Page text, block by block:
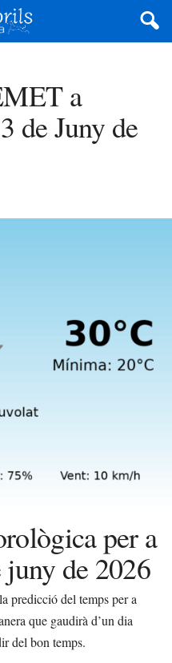
a
de Juny de
per a
de 2026
predicció del temps per a
que gaudirà d’un dia
del bon temps.